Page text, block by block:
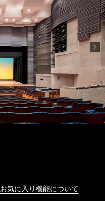
お気に入り機能について